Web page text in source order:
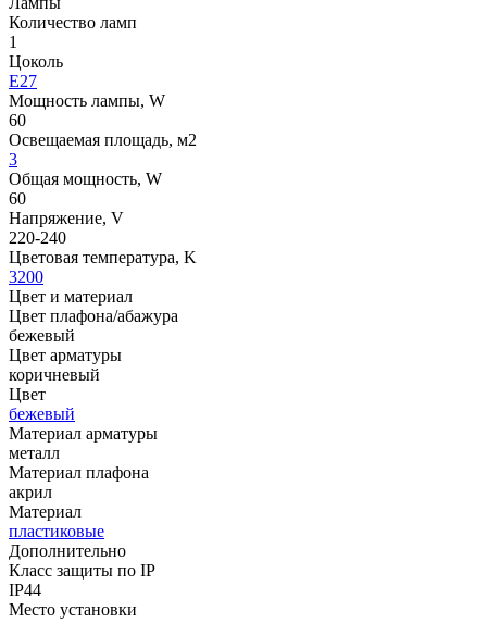
Количество ламп
1
Цоколь
E27
Мощность лампы, W
60
Освещаемая площадь, м2
3
Общая мощность, W
60
Напряжение, V
220-240
Цветовая температура, K
3200
Цвет и материал
Цвет плафона/абажура
бежевый
Цвет арматуры
коричневый
Цвет
бежевый
Материал арматуры
металл
Материал плафона
акрил
Материал
пластиковые
Дополнительно
Класс защиты по IP
IP44
Место установки